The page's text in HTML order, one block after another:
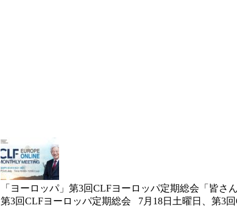
「ヨーロッパ」第3回CLFヨーロッパ定期総会「皆さ
第3回CLFヨーロッパ定期総会 7月18日土曜日、第3